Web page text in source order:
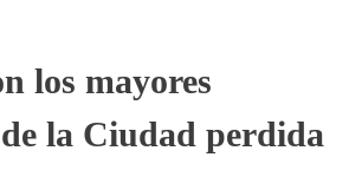
los mayores
la Ciudad perdida